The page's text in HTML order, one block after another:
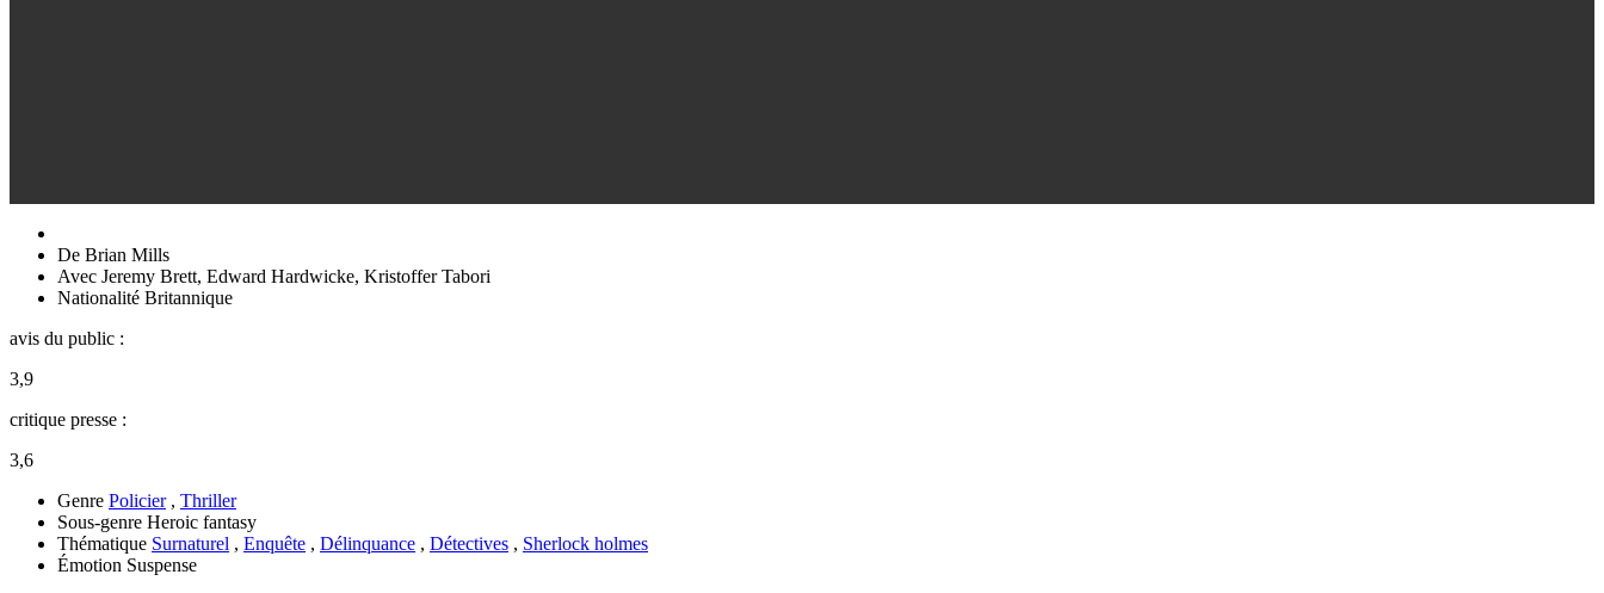
De Brian Mills
Avec Jeremy Brett, Edward Hardwicke, Kristoffer Tabori
Nationalité Britannique
avis du public :
3,9
critique presse :
3,6
Genre Policier, Thriller
Sous-genre Heroic fantasy
Thématique Surnaturel , Enquête , Délinquance , Détectives , Sherlock holmes
Émotion Suspense